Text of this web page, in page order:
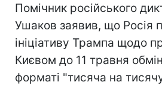
Помічник російського
Ушаков заявив, що Росія
ініціативу Трампа щодо
Києвом до 11 травня
форматі "тисяча на